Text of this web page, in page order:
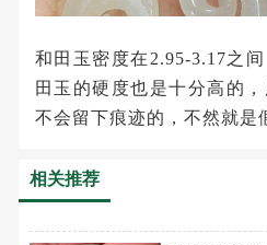
和田玉密度在2.95-3.17之
田玉的硬度也是十分高的
不会留下痕迹的，不然就是
相关推荐